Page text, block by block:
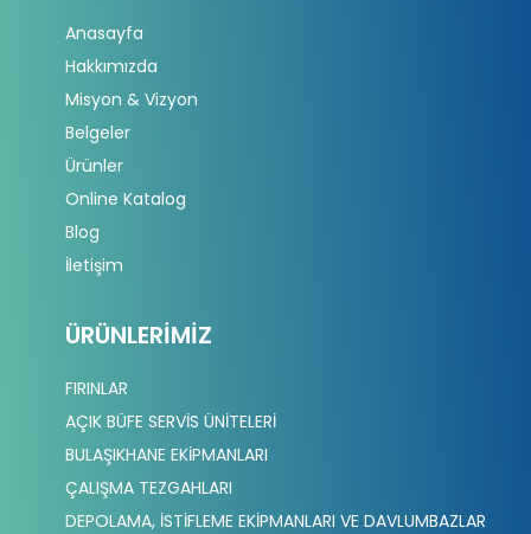
Anasayfa
Hakkımızda
Misyon & Vizyon
Belgeler
Ürünler
Online Katalog
Blog
İletişim
ÜRÜNLERIMIZ
FIRINLAR
AÇIK BÜFE SERVİS ÜNİTELERİ
BULAŞIKHANE EKİPMANLARI
ÇALIŞMA TEZGAHLARI
DEPOLAMA, İSTİFLEME EKİPMANLARI VE DAVLUMBAZLAR